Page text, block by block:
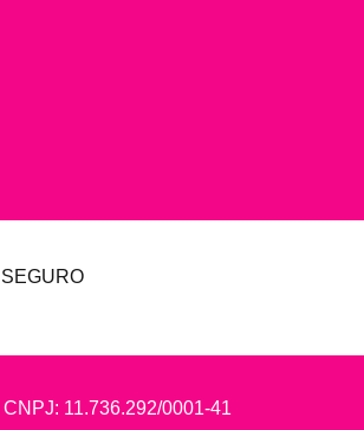
CNPJ: 11.736.292/0001-41